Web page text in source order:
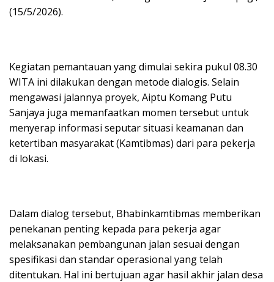
(15/5/2026).
​Kegiatan pemantauan yang dimulai sekira pukul 08.30
WITA ini dilakukan dengan metode dialogis. Selain
mengawasi jalannya proyek, Aiptu Komang Putu
Sanjaya juga memanfaatkan momen tersebut untuk
menyerap informasi seputar situasi keamanan dan
ketertiban masyarakat (Kamtibmas) dari para pekerja
di lokasi.
​Dalam dialog tersebut, Bhabinkamtibmas memberikan
penekanan penting kepada para pekerja agar
melaksanakan pembangunan jalan sesuai dengan
spesifikasi dan standar operasional yang telah
ditentukan. Hal ini bertujuan agar hasil akhir jalan desa